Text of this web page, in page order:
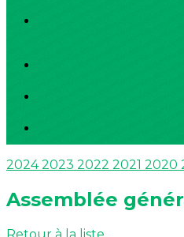
20242023 2022 2021 2020
Assemblée